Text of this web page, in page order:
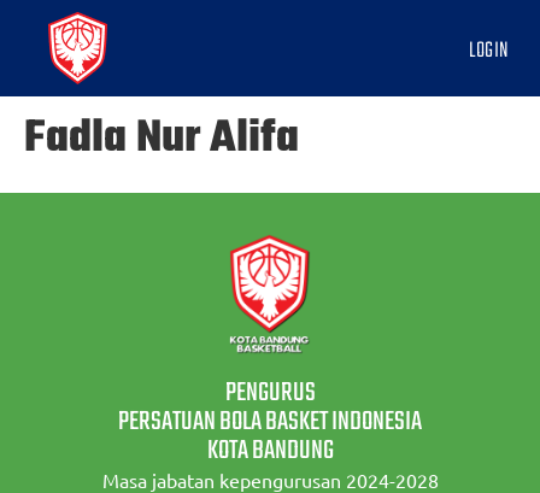
LOGIN
Fadla Nur Alifa
PENGURUS
PERSATUAN BOLA BASKET INDONESIA
KOTA BANDUNG
Masa jabatan kepengurusan 2024-2028